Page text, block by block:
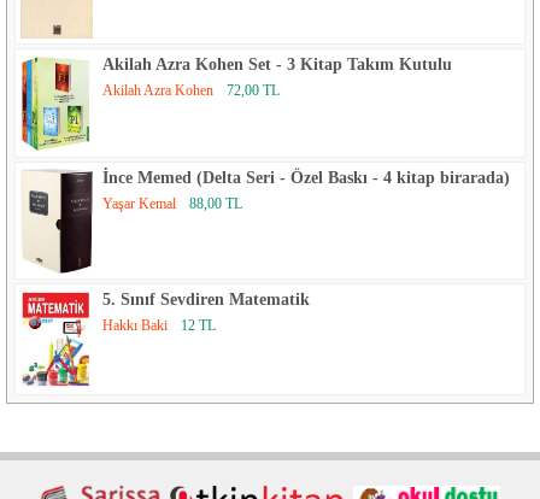
Akilah Azra Kohen Set - 3 Kitap Takım Kutulu
Akilah Azra Kohen 72,00 TL
İnce Memed (Delta Seri - Özel Baskı - 4 kitap birarada)
Yaşar Kemal 88,00 TL
5. Sınıf Sevdiren Matematik
Hakkı Baki 12 TL